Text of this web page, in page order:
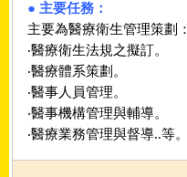
● 主要任務：
主要為醫療衛生管理策劃：
‧醫療衛生法規之擬訂。
‧醫療體系策劃。
‧醫事人員管理。
‧醫事機構管理與輔導。
‧醫療業務管理與督導..等。